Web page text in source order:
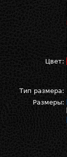
Цвет:
Тип размера:
Размеры: